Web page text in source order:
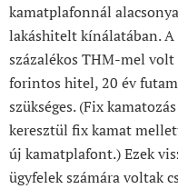
kamatplafonnál
lakáshitelt kínálatában.
százalékos THM-mel
forintos hitel, 20 év
szükséges. (Fix
keresztül fix kamat
új kamatplafont.) Ezek
ügyfelek számára voltak